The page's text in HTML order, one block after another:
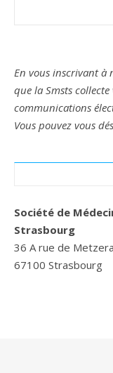
En vous inscrivant à
que la Smsts
communications
Vous pouvez vous
Société de
Strasbourg
36 A rue de
67100 Strasbourg